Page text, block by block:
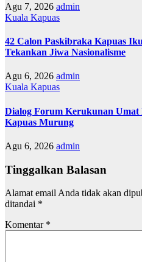
Agu 7, 2026 admin
Kuala Kapuas
42 Calon Paskibraka Kapuas
Tekankan Jiwa Nasionalisme
Agu 6, 2026 admin
Kuala Kapuas
Dialog Forum Kerukunan Umat
Kapuas Murung
Agu 6, 2026 admin
Tinggalkan Balasan
Alamat email Anda tidak akan
ditandai *
Komentar *